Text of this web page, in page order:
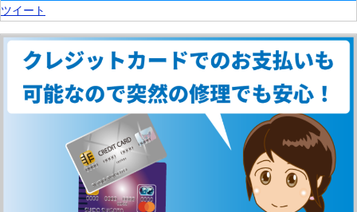
ツイート